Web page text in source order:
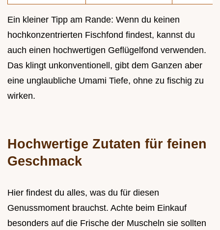
Ein kleiner Tipp am Rande: Wenn du keinen
hochkonzentrierten Fischfond findest, kannst du
auch einen hochwertigen Geflügelfond verwenden.
Das klingt unkonventionell, gibt dem Ganzen aber
eine unglaubliche Umami Tiefe, ohne zu fischig zu
wirken.
Hochwertige Zutaten für feinen
Geschmack
Hier findest du alles, was du für diesen
Genussmoment brauchst. Achte beim Einkauf
besonders auf die Frische der Muscheln sie sollten